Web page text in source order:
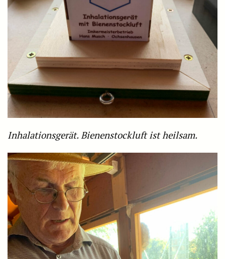
Inhalationsgerät. Bienenstockluft ist heilsam.